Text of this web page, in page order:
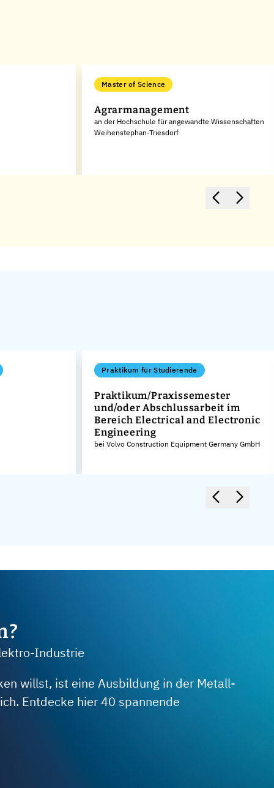
Master of Science
Agrarmanagement
an der Hochschule für angewandte Wissenschaften
Weihenstephan-Triesdorf
Praktikum für Studierende
Praktikum/Praxissemester
und/oder Abschlussarbeit im
Bereich Electrical and Electronic
Engineering
bei Volvo Construction Equipment Germany GmbH
Industrie
willst, ist eine Ausbildung in der Metall-
Entdecke hier 40 spannende